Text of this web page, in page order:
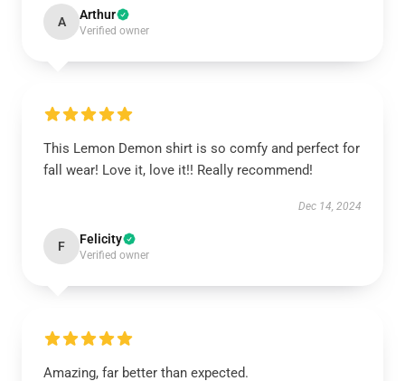
A Arthur
Verified owner
This Lemon Demon shirt is so comfy and perfect for
fall wear! Love it, love it!! Really recommend!
Dec 14, 2024
F Felicity
Verified owner
Amazing, far better than expected.